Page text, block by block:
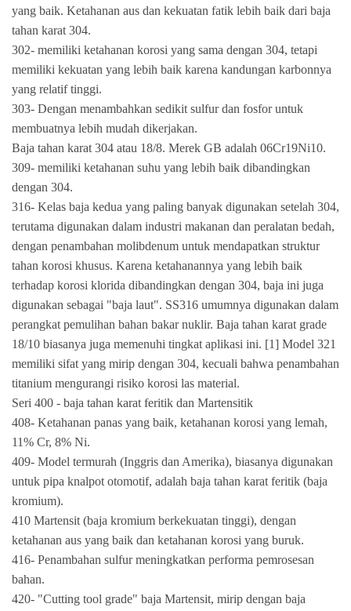
yang baik. Ketahanan aus dan kekuatan fatik lebih baik dari baja
tahan karat 304.
302- memiliki ketahanan korosi yang sama dengan 304, tetapi
memiliki kekuatan yang lebih baik karena kandungan karbonnya
yang relatif tinggi.
303- Dengan menambahkan sedikit sulfur dan fosfor untuk
membuatnya lebih mudah dikerjakan.
Baja tahan karat 304 atau 18/8. Merek GB adalah 06Cr19Ni10.
309- memiliki ketahanan suhu yang lebih baik dibandingkan
dengan 304.
316- Kelas baja kedua yang paling banyak digunakan setelah 304,
terutama digunakan dalam industri makanan dan peralatan bedah,
dengan penambahan molibdenum untuk mendapatkan struktur
tahan korosi khusus. Karena ketahanannya yang lebih baik
terhadap korosi klorida dibandingkan dengan 304, baja ini juga
digunakan sebagai "baja laut". SS316 umumnya digunakan dalam
perangkat pemulihan bahan bakar nuklir. Baja tahan karat grade
18/10 biasanya juga memenuhi tingkat aplikasi ini. [1] Model 321
memiliki sifat yang mirip dengan 304, kecuali bahwa penambahan
titanium mengurangi risiko korosi las material.
Seri 400 - baja tahan karat feritik dan Martensitik
408- Ketahanan panas yang baik, ketahanan korosi yang lemah,
11% Cr, 8% Ni.
409- Model termurah (Inggris dan Amerika), biasanya digunakan
untuk pipa knalpot otomotif, adalah baja tahan karat feritik (baja
kromium).
410 Martensit (baja kromium berkekuatan tinggi), dengan
ketahanan aus yang baik dan ketahanan korosi yang buruk.
416- Penambahan sulfur meningkatkan performa pemrosesan
bahan.
420- "Cutting tool grade" baja Martensit, mirip dengan baja